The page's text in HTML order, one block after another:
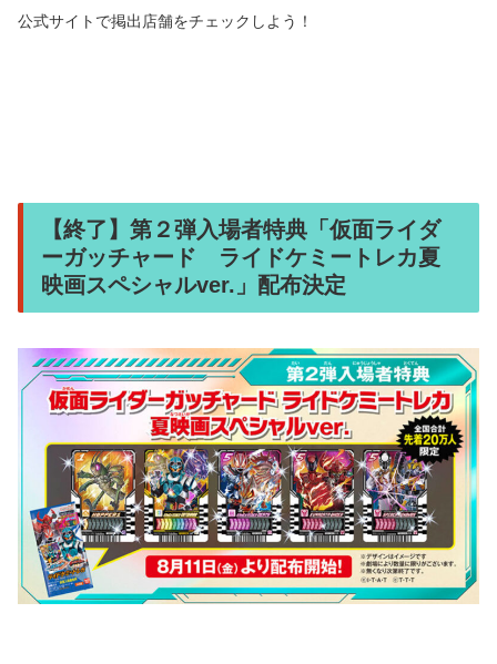
公式サイトで掲出店舗をチェックしよう！
【終了】第２弾入場者特典「仮面ライダ
ーガッチャード ライドケミートレカ夏
映画スペシャルver.」配布決定